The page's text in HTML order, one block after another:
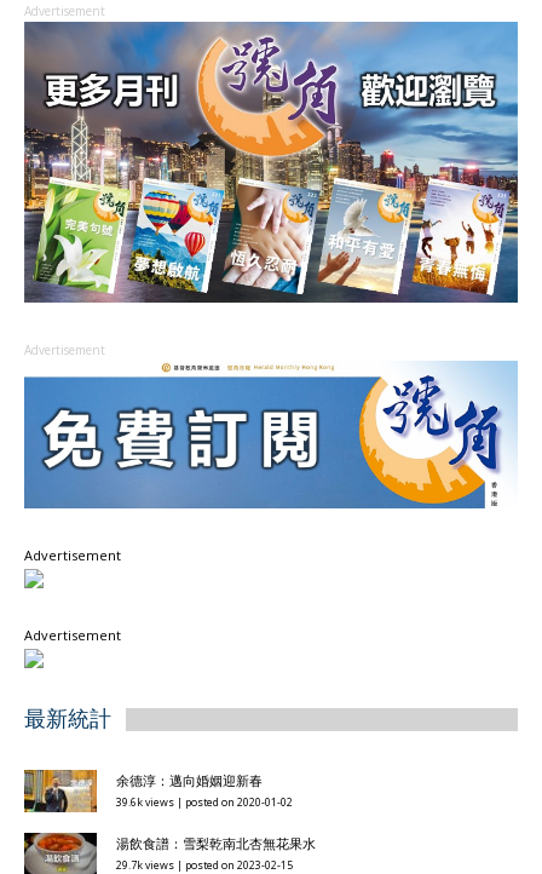
Advertisement
Advertisement
Advertisement
Advertisement
最新統計
余德淳：邁向婚姻迎新春
39.6k views | posted on 2020-01-02
湯飲食譜：雪梨乾南北杏無花果水
29.7k views | posted on 2023-02-15